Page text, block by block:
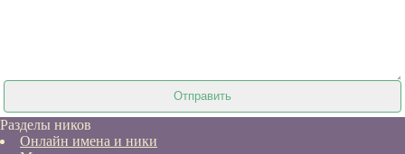
Разделы ников
Онлайн имена и ники